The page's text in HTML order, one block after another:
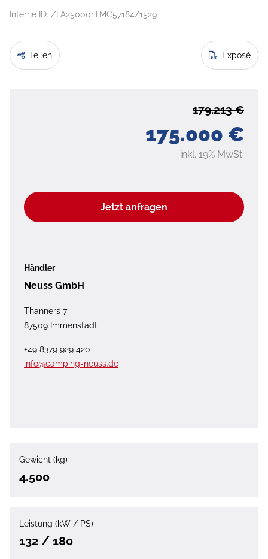
Interne ID: ZFA250001TMC57184/1529
Teilen Exposé
175.000 €
179.213 €
inkl. 19% MwSt.
Jetzt anfragen
Händler
Neuss GmbH
Thanners 7
87509 Immenstadt
+49 8379 929 420
info@camping-neuss.de
Gewicht (kg)
4.500
Leistung (kW / PS)
132 / 180